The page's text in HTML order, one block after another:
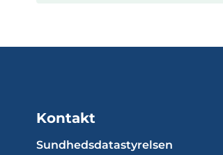
Kontakt
Sundhedsdatastyrelsen